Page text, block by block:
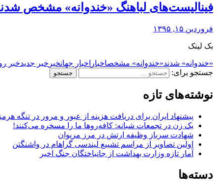
فینالیست‌های لباهنگ «خندوانه» مشخص
فروردین ۱۵, ۱۳۹۵
بک لینک
«خندوانه» شدند«خندوانه» مشخصاخبار اخبار جهانخبر خبر جدیدخبر
جستجو برای:
نوشته‌های تازه
پیشنهاد ایران برای دریافت هزینه از عبور و مرور در تنگه
یک زن در تجمعات شبانه: کافه‌روها ما را مسخره می‌کنند!
شهادت سرباز وظیفه ارتش در مرز مریوان
اولین تصاویر از مراسم تشییع لیندسی گراهام در واشنگتن
آمار تازه وزارت بهداشت از جانباختگان جنگ اخیر
دسته‌ها